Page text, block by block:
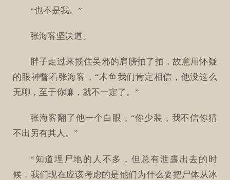
“也不是我。”
张海客坚决道。
胖子走过来揽住吴邪的肩膀拍了拍，故意用怀疑
的眼神瞥着张海客，“木鱼我们肯定相信，他没这么
无聊，至于你嘛，就不一定了。”
张海客翻了他一个白眼，“你少装，我不信你猜
不出另有其人。”
“知道埋尸地的人不多，但总有泄露出去的时
候，我们现在应该考虑的是他们为什么要把尸体从冰